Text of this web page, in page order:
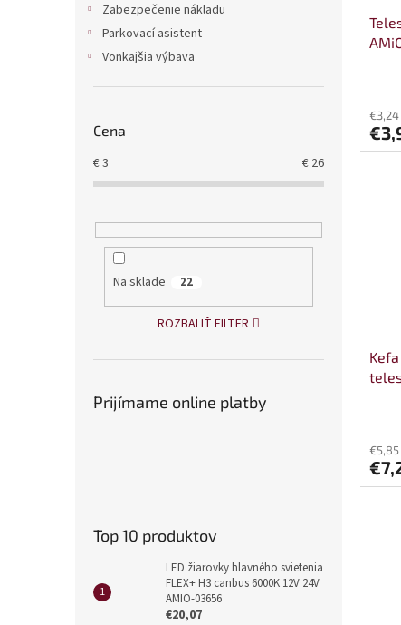
Zabezpečenie nákladu
Parkovací asistent
Vonkajšia výbava
Cena
€3 € 26
Na sklade 22
ROZBALIŤ FILTER
Prijímame online platby
Top 10 produktov
LED žiarovky hlavného svietenia
FLEX+ H3 canbus 6000K 12V 24V
AMIO-03656
€20,07
€3,24
€5,85